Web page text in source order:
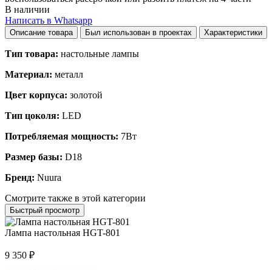
В наличии
Написать в Whatsapp
Описание товара Был использован в проектах Характеристики
Тип товара: настольные лампы
Материал: металл
Цвет корпуса: золотой
Тип цоколя: LED
Потребляемая мощность: 7Вт
Размер базы: D18
Бренд: Nuura
Смотрите также в этой категории
Быстрый просмотр
Лампа настольная HGT-801
9 350 ₽